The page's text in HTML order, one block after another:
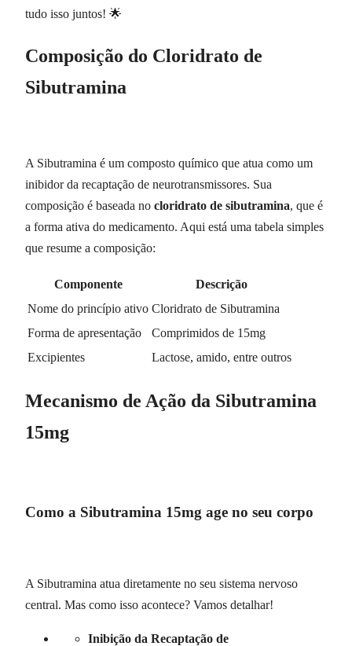
tudo isso juntos! 🌟
Composição do Cloridrato de
Sibutramina
A Sibutramina é um composto químico que atua como um
inibidor da recaptação de neurotransmissores. Sua
composição é baseada no cloridrato de sibutramina, que é
a forma ativa do medicamento. Aqui está uma tabela simples
que resume a composição:
Componente
Descrição
Nome do princípio ativo Cloridrato de Sibutramina
Forma de apresentação
Comprimidos de 15mg
Excipientes
Lactose, amido, entre outros
Mecanismo de Ação da Sibutramina
15mg
Como a Sibutramina 15mg age no seu corpo
A Sibutramina atua diretamente no seu sistema nervoso
central. Mas como isso acontece? Vamos detalhar!
Inibição da Recaptação de